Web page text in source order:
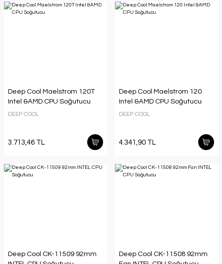
Deep Cool Maelstrom 120T
Intel &AMD CPU Soğutucu
DEEP COOL
3.713,46 TL
Deep Cool Maelstrom 120
Intel &AMD CPU Soğutucu
DEEP COOL
4.341,90 TL
Deep Cool CK-11509 92mm
Deep Cool CK-11508 92mm